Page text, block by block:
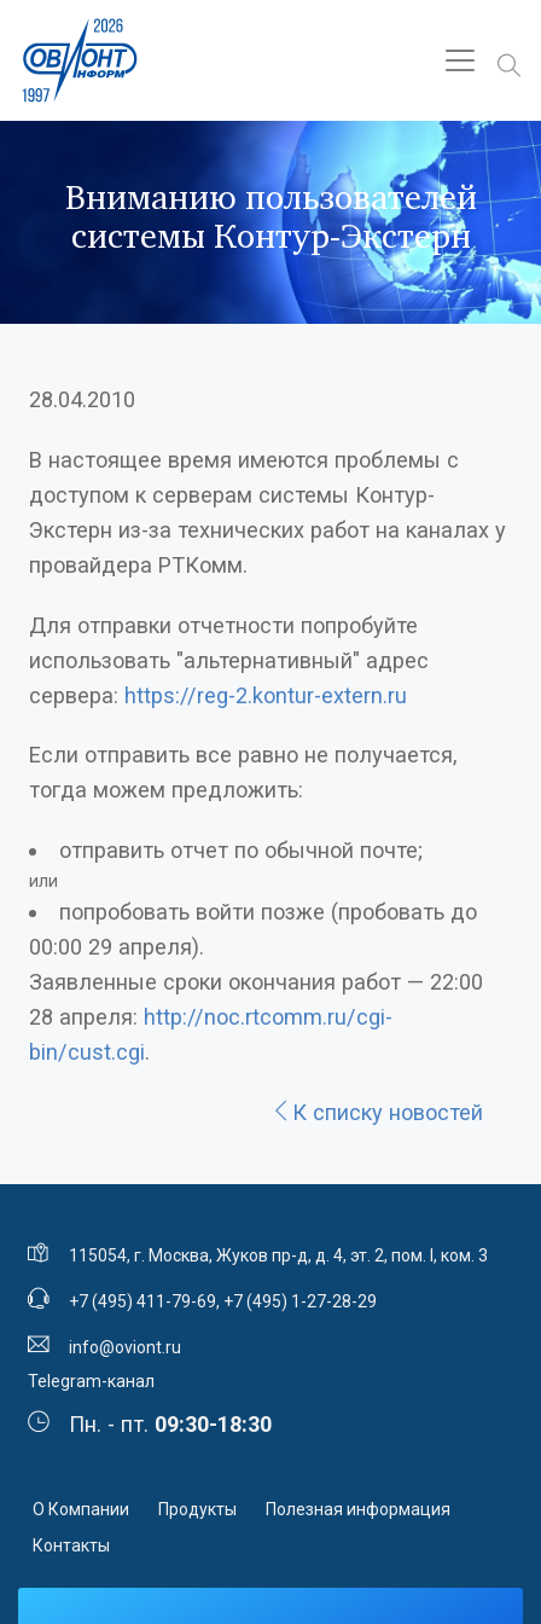
Вниманию пользователей
системы Контур-Экстерн
28.04.2010
В настоящее время имеются проблемы с
доступом к серверам системы Контур-
Экстерн из-за технических работ на каналах у
провайдера РТКомм.
Для отправки отчетности попробуйте
использовать "альтернативный" адрес
сервера: https://reg-2.kontur-extern.ru
Если отправить все равно не получается,
тогда можем предложить:
отправить отчет по обычной почте;
или
попробовать войти позже (пробовать до
00:00 29 апреля).
Заявленные сроки окончания работ — 22:00
28 апреля: http://noc.rtcomm.ru/cgi-
bin/cust.cgi.
К списку новостей
115054, г. Москва, Жуков пр-д, д. 4, эт. 2, пом. I, ком. 3
+7 (495) 411-79-69, +7 (495) 1-27-28-29
info@oviont.ru
Telegram-канал
Пн. - пт. 09:30-18:30
О Компании Продукты
Полезная информация
Контакты